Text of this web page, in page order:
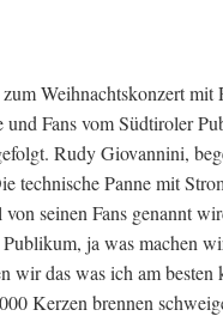
Weihnachtskonzert
Fans vom Südtiroler
Rudy Giovannini,
technische Panne mit
seinen Fans genannt
ja was machen
wir das was ich am besten
Kerzen brennen